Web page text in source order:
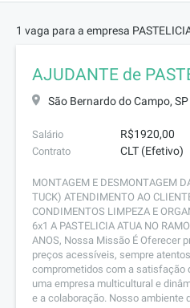
1 vaga para a empresa
AJUDANTE de
São Bernardo do Campo, SP
Salário R$1920,00
Contrato CLT (Efetivo)
MONTAGEM E DESMONTAGEM
TUCK) ATENDIMENTO AO
CONDIMENTOS LIMPEZA E
6x1 A PASTELICIA ATUA NO
ANOS, Nossa Missão É Oferecer
preços acessíveis, sempre
comprometidos com a satisfação
uma empresa multicultural e
e a colaboração. Nosso ambiente